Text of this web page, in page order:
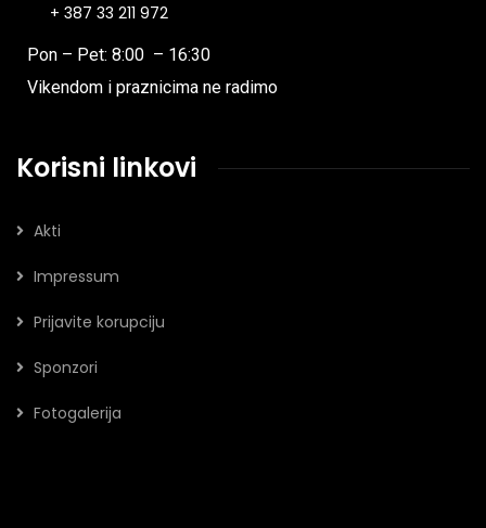
+ 387 33 211 972
Pon – Pet: 8:00 – 16:30
Vikendom i praznicima ne radimo
Korisni linkovi
Akti
Impressum
Prijavite korupciju
Sponzori
Fotogalerija